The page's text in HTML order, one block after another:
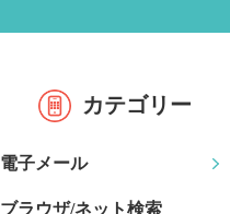
カテゴリー
電子メール
ブラウザ/ネット検索